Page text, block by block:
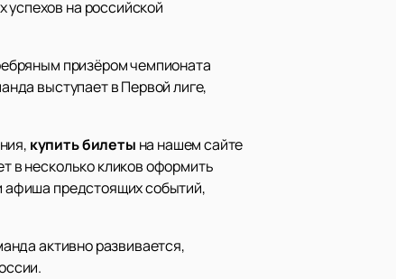
на российской
призёром чемпионата
выступает в Первой лиге,
купить билеты на нашем сайте
в несколько кликов оформить
афиша предстоящих событий,
активно развивается,